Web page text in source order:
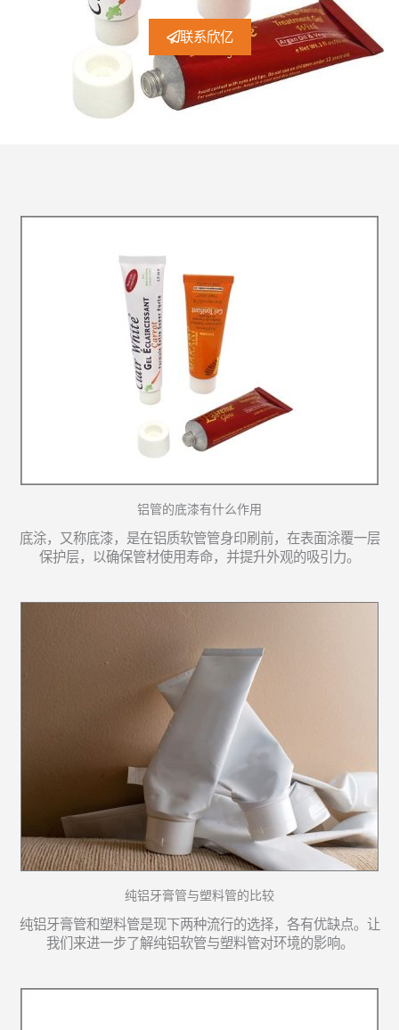
联系欣亿
铝管的底漆有什么作用
底涂，又称底漆，是在铝质软管管身印刷前，在表面涂覆一层
保护层，以确保管材使用寿命，并提升外观的吸引力。
纯铝牙膏管与塑料管的比较
纯铝牙膏管和塑料管是现下两种流行的选择，各有优缺点。让
我们来进一步了解纯铝软管与塑料管对环境的影响。